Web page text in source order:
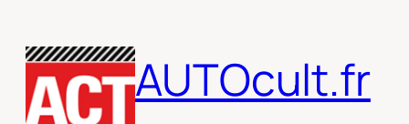
au
contenu
AUTOcult.fr